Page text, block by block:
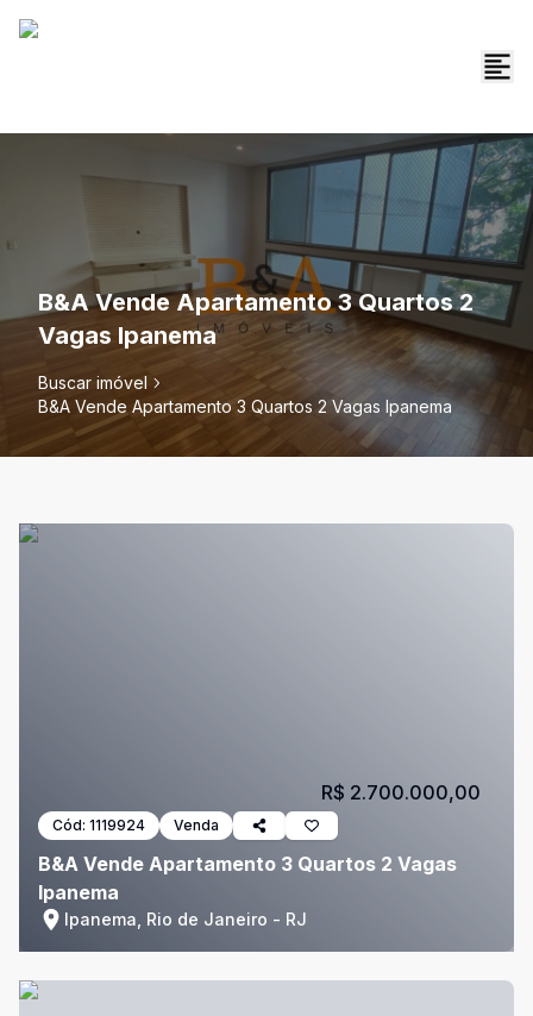
B&A Vende Apartamento 3 Quartos 2
Vagas Ipanema
Buscar imóvel
B&A Vende Apartamento 3 Quartos 2 Vagas Ipanema
Cód: 1119924 Venda
B&A Vende Apartamento 3 Quartos 2 Vagas
Ipanema
Ipanema, Rio de Janeiro - RJ
R$ 2.700.000,00